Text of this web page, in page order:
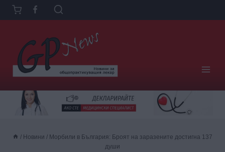
Към
съдържанието
/ Новини / Морбили в България: Броят на заразените достигна 137
души